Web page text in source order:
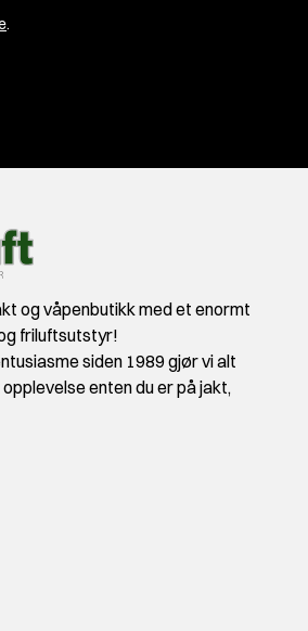
.
og våpenbutikk med et enormt
friluftsutstyr!
siden 1989 gjør vi alt
enten du er på jakt,